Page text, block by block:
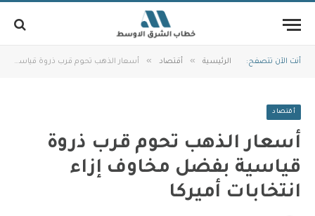
أنت الآن تتصفح: الرئيسية » أقتصاد » أسعار الذهب تحوم قرب ذروة قياسية بفضل مخاوف إزاء انتخابات أميركا
أقتصاد
أسعار الذهب تحوم قرب ذروة
قياسية بفضل مخاوف إزاء
انتخابات أميركا